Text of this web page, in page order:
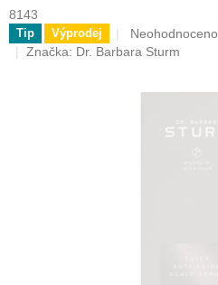
8143
Tip Výprodej
Průměrné
hodnocení
Neohodnoceno
Značka: Dr. Barbara Sturm